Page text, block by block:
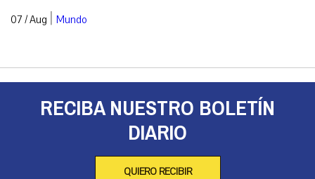
07 / Aug | Mundo
RECIBA NUESTRO BOLETÍN
DIARIO
QUIERO RECIBIR